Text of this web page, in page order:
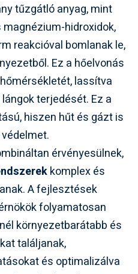
tűzgátló anyag, mint
hidroxidok,
reakcióval bomlanak le,
Ez a hőelvonás
lassítva
terjedését. Ez a
hiszen hűt és gázt is
érvényesülnek,
komplex és
A fejlesztések
folyamatosan
környezetbarátabb és
találjanak,
és optimalizálva